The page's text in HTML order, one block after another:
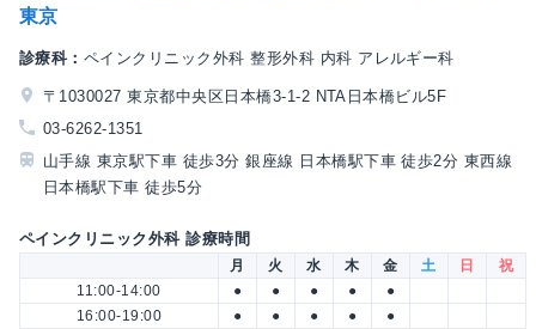
東京
診療科： ペインクリニック外科 整形外科 内科 アレルギー科
〒1030027 東京都中央区日本橋3-1-2 NTA日本橋ビル5F
03-6262-1351
山手線 東京駅下車 徒歩3分 銀座線 日本橋駅下車 徒歩2分 東西線
日本橋駅下車 徒歩5分
ペインクリニック外科 診療時間
月 火 水 木 金 土 日
祝
11:00-14:00
● ● ● ●
●
16:00-19:00
● ● ● ● ●